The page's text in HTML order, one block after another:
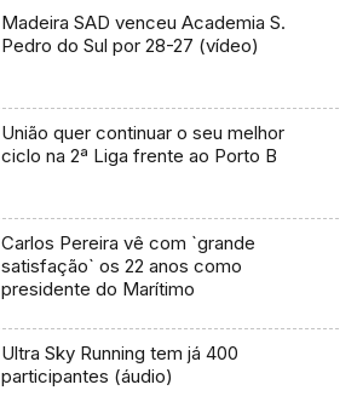
Madeira SAD venceu Academia S.
Pedro do Sul por 28-27 (vídeo)
União quer continuar o seu melhor
ciclo na 2ª Liga frente ao Porto B
Carlos Pereira vê com `grande
satisfação` os 22 anos como
presidente do Marítimo
Ultra Sky Running tem já 400
participantes (áudio)